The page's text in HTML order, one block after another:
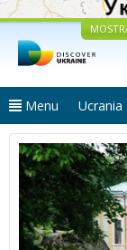
Menu Ucrania